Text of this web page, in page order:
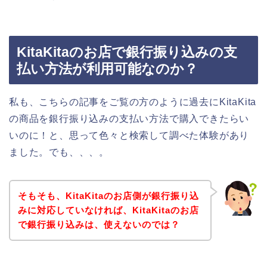
KitaKitaのお店で銀行振り込みの支
払い方法が利用可能なのか？
私も、こちらの記事をご覧の方のように過去にKitaKita
の商品を銀行振り込みの支払い方法で購入できたらい
いのに！と、思って色々と検索して調べた体験があり
ました。でも、、、。
そもそも、KitaKitaのお店側が銀行振り込
みに対応していなければ、KitaKitaのお店
で銀行振り込みは、使えないのでは？